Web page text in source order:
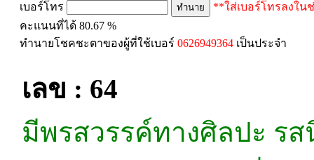
เบอร์โทร
**ใส่เบอร์โทรลงใ
คะแนนที่ได้ 80.67 %
ทำนายโชคชะตาของผู้ที่ใช้เบอร์ 0626949364 เป็นประจำ
เลข : 64
มีพรสวรรค์ทางศิลปะ ร